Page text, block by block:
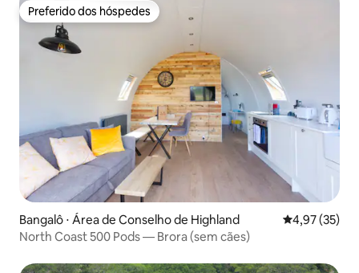
Preferido dos hóspedes
Preferido dos hóspedes
Bangalô ⋅ Área de Conselho de Highland 4,97 de uma
4,97 (35)
North Coast 500 Pods — Brora (sem cães)